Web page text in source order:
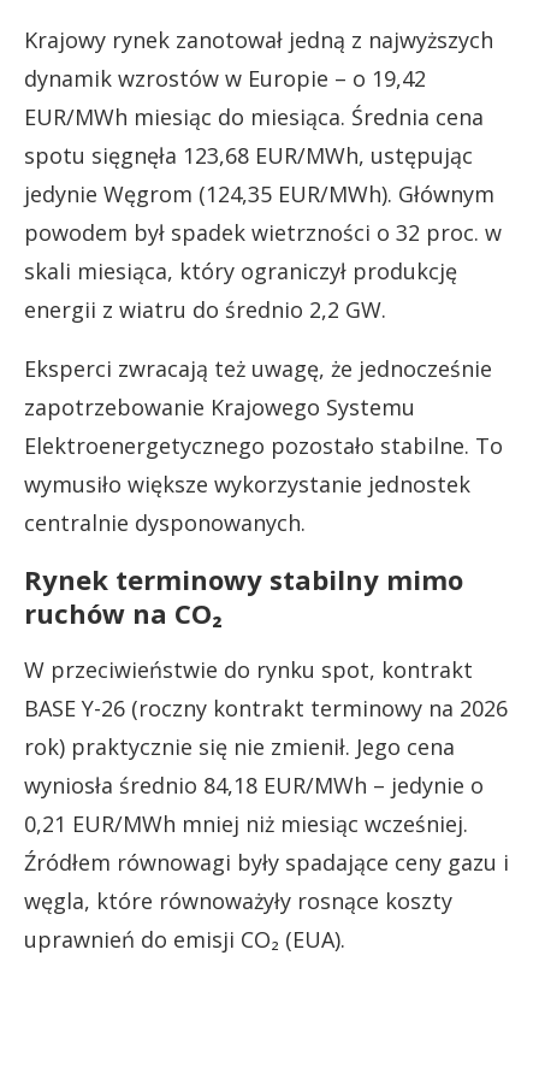
Krajowy rynek zanotował jedną z najwyższych
dynamik wzrostów w Europie – o 19,42
EUR/MWh miesiąc do miesiąca. Średnia cena
spotu sięgnęła 123,68 EUR/MWh, ustępując
jedynie Węgrom (124,35 EUR/MWh). Głównym
powodem był spadek wietrzności o 32 proc. w
skali miesiąca, który ograniczył produkcję
energii z wiatru do średnio 2,2 GW.
Eksperci zwracają też uwagę, że jednocześnie
zapotrzebowanie Krajowego Systemu
Elektroenergetycznego pozostało stabilne. To
wymusiło większe wykorzystanie jednostek
centralnie dysponowanych.
Rynek terminowy stabilny mimo
ruchów na CO₂
W przeciwieństwie do rynku spot, kontrakt
BASE Y-26 (roczny kontrakt terminowy na 2026
rok) praktycznie się nie zmienił. Jego cena
wyniosła średnio 84,18 EUR/MWh – jedynie o
0,21 EUR/MWh mniej niż miesiąc wcześniej.
Źródłem równowagi były spadające ceny gazu i
węgla, które równoważyły rosnące koszty
uprawnień do emisji CO₂ (EUA).